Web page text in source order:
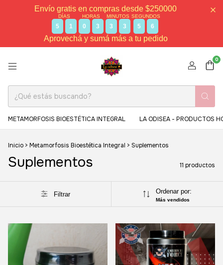
Envío gratis en compras desde $250000
DÍAS
5 1
HORAS
0 3
MINUTOS
3 3
SEGUNDOS
5 5
Aprovechá y sumá más a tu pedido
0
METAMORFOSIS BIOESTÉTICA INTEGRAL LA ODISEA - PRODUCTOS
Inicio > Metamorfosis Bioestética Integral > Suplementos
Suplementos 11 productos
Filtrar Ordenar por:
Más vendidos